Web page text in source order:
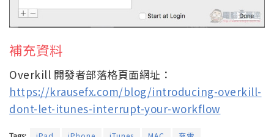
補充資料
Overkill 開發者部落格頁面網址：
https://krausefx.com/blog/introducing-overkill-
dont-let-itunes-interrupt-your-workflow